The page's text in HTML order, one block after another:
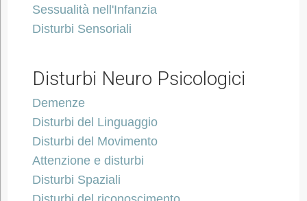
Sessualità nell'Infanzia
Disturbi Sensoriali
Disturbi Neuro Psicologici
Demenze
Disturbi del Linguaggio
Disturbi del Movimento
Attenzione e disturbi
Disturbi Spaziali